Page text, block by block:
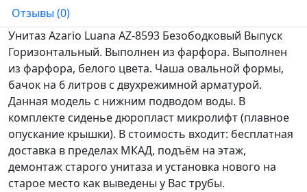
Отзывы (0)
Унитаз Azario Luana AZ-8593 Безободковый Выпуск
Горизонтальный. Выполнен из фарфора. Выполнен
из фарфора, белого цвета. Чаша овальной формы,
бачок на 6 литров с двухрежимной арматурой.
Данная модель с нижним подводом воды. В
комплекте сиденье дюропласт микролифт (плавное
опускание крышки). В стоимость входит: бесплатная
доставка в пределах МКАД, подъём на этаж,
демонтаж старого унитаза и установка нового на
старое место как выведены у Вас трубы.